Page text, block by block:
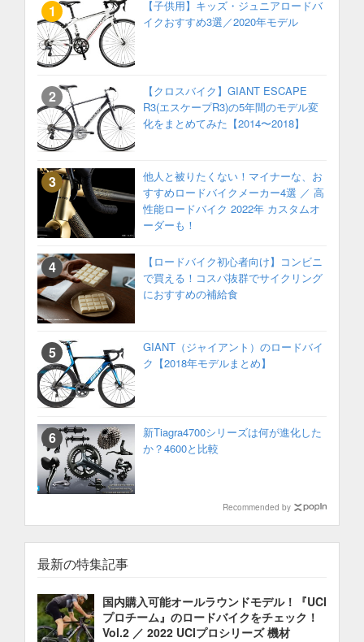
【子供用】キッズ・ジュニアロードバ
イクおすすめ3選／2020年モデル
【クロスバイク】GIANT ESCAPE
R3(エスケープR3)の5年間のモデル変
化をまとめてみた【2014〜2018】
他人と被りたくない！マイナーな、お
すすめロードバイクメーカー4選 ／ 高
性能ロードバイク 2022年 カスタムオ
ーダーも！
【ロードバイク初心者向け】コンビニ
で買える！コスパ抜群でサイクリング
におすすめの補給食
GIANT（ジャイアント）のロードバイ
ク【2018年モデルまとめ】
新Tiagra4700シリーズは何が進化した
か？4600と比較
Recommended by
最新の特集記事
国内購入可能オールラウンドモデル！『UCI
プロチーム』のロードバイクをチェック！
Vol.2 ／ 2022 UCIプロシリーズ 機材